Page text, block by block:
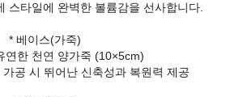
스타일에 완벽한 볼륨감을 선사합니다.
* 베이스(가죽)
연한 천연 양가죽 (10×5cm)
공 시 뛰어난 신축성과 복원력 제공